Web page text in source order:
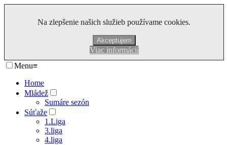
Na zlepšenie našich služieb používame cookies.
Akceptujem
Viac informácií
Menu≡
Home
Mládež
Sumáre sezón
Súťaže
1.Liga
3.liga
4.liga